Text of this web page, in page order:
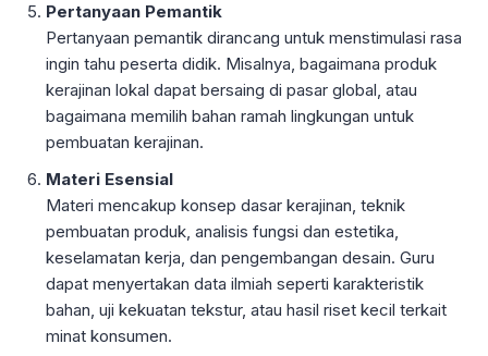
Pertanyaan Pemantik
Pertanyaan pemantik dirancang untuk menstimulasi rasa
ingin tahu peserta didik. Misalnya, bagaimana produk
kerajinan lokal dapat bersaing di pasar global, atau
bagaimana memilih bahan ramah lingkungan untuk
pembuatan kerajinan.
Materi Esensial
Materi mencakup konsep dasar kerajinan, teknik
pembuatan produk, analisis fungsi dan estetika,
keselamatan kerja, dan pengembangan desain. Guru
dapat menyertakan data ilmiah seperti karakteristik
bahan, uji kekuatan tekstur, atau hasil riset kecil terkait
minat konsumen.